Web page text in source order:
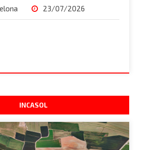
23/07/2026
INCASOL